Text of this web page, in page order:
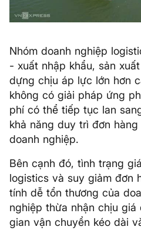
Nhóm doanh nghiệp
- xuất nhập khẩu, sản
dựng chịu áp lực lớn hơn
không có giải pháp ứng
phí có thể tiếp tục lan
khả năng duy trì đơn
doanh nghiệp.
Bên cạnh đó, tình trạng
logistics và suy giảm đơn
tính dễ tổn thương của
nghiệp thừa nhận chịu
gian vận chuyển kéo dài